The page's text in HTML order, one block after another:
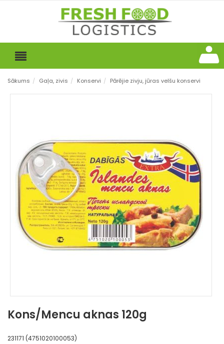
Sākums / Gaļa, zivis / Konservi / Pārējie zivju, jūras velšu konservi
Kons/Mencu aknas 120g
231171 (4751020100053)